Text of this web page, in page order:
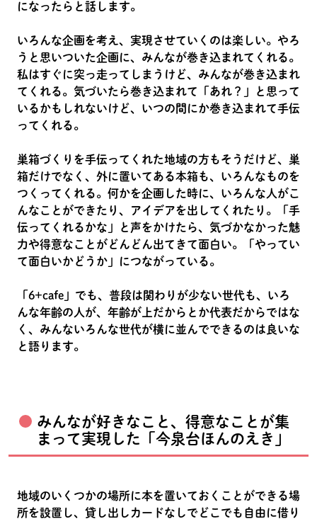
になったらと話します。
いろんな企画を考え、実現させていくのは楽しい。やろ
うと思いついた企画に、みんなが巻き込まれてくれる。
私はすぐに突っ走ってしまうけど、みんなが巻き込まれ
てくれる。気づいたら巻き込まれて「あれ？」と思って
いるかもしれないけど、いつの間にか巻き込まれて手伝
ってくれる。
巣箱づくりを手伝ってくれた地域の方もそうだけど、巣
箱だけでなく、外に置いてある本箱も、いろんなものを
つくってくれる。何かを企画した時に、いろんな人がこ
んなことができたり、アイデアを出してくれたり。「手
伝ってくれるかな」と声をかけたら、気づかなかった魅
力や得意なことがどんどん出てきて面白い。「やってい
て面白いかどうか」につながっている。
「6+cafe」でも、普段は関わりが少ない世代も、いろ
んな年齢の人が、年齢が上だからとか代表だからではな
く、みんないろんな世代が横に並んでできるのは良いな
と語ります。
みんなが好きなこと、得意なことが集
まって実現した「今泉台ほんのえき」
地域のいくつかの場所に本を置いておくことができる場
所を設置し、貸し出しカードなしでどこでも自由に借り